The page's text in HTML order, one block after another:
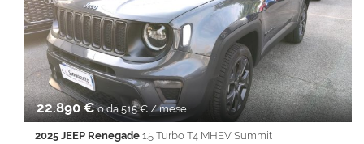
Immobilizzatore elettronico • Isofix • Park Distance Control • PDC
• Regolazione elettrica sedili • Sedile posteriore sdoppiato •
Servosterzo • Navigatore satellitare • Specchietti laterali elettrici
• Start&Stop • Touch screen • USB • Vivavoce • Volante
multifunzione
22.890 €o da 515 € / mese
2025 JEEP Renegade 1.5 Turbo T4 MHEV Summit